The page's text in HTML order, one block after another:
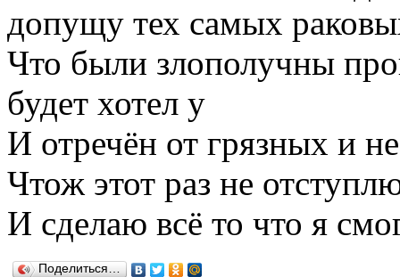
допущу тех самых
Что были злополучны
будет хотел у
И отречён от грязных и
Чтож этот раз не
И сделаю всё то что я
Поделиться…